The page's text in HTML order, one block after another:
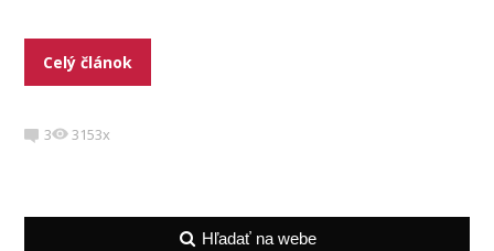
Celý článok
3 3153x
Hľadať na webe